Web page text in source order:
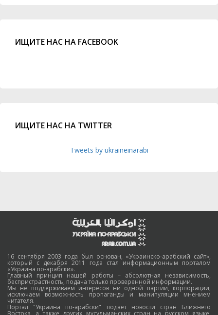
ИЩИТЕ НАС НА FACEBOOK
ИЩИТЕ НАС НА TWITTER
Tweets by ukraineinarabi
16 сентября 2003 года был основан, «Украинско-арабский сайт»,
который с декабря 2011 года стал информационным порталом
«Украина по-арабски».
Главный принцип нашей работы – абсолютная независимость,
беспристрастность, подача только проверенной информации.
Мы не поддерживаем интересов ни одной партии, корпорации,
исключаем возможность пропаганды и манипуляции мнением
читателя.
Портал "Украина по-арабски" подает новости стран Ближнего